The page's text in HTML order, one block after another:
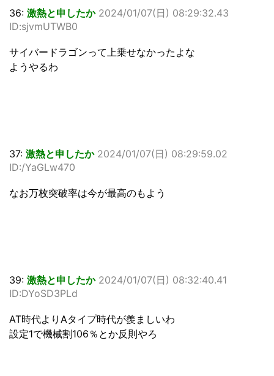
36: 激熱と申したか 2024/01/07(日) 08:29:32.43
ID:sjvmUTWB0
サイバードラゴンって上乗せなかったよな
ようやるわ
37: 激熱と申したか 2024/01/07(日) 08:29:59.02
ID:/YaGLw470
なお万枚突破率は今が最高のもよう
39: 激熱と申したか 2024/01/07(日) 08:32:40.41
ID:DYoSD3PLd
AT時代よりAタイプ時代が羨ましいわ
設定1で機械割106％とか反則やろ